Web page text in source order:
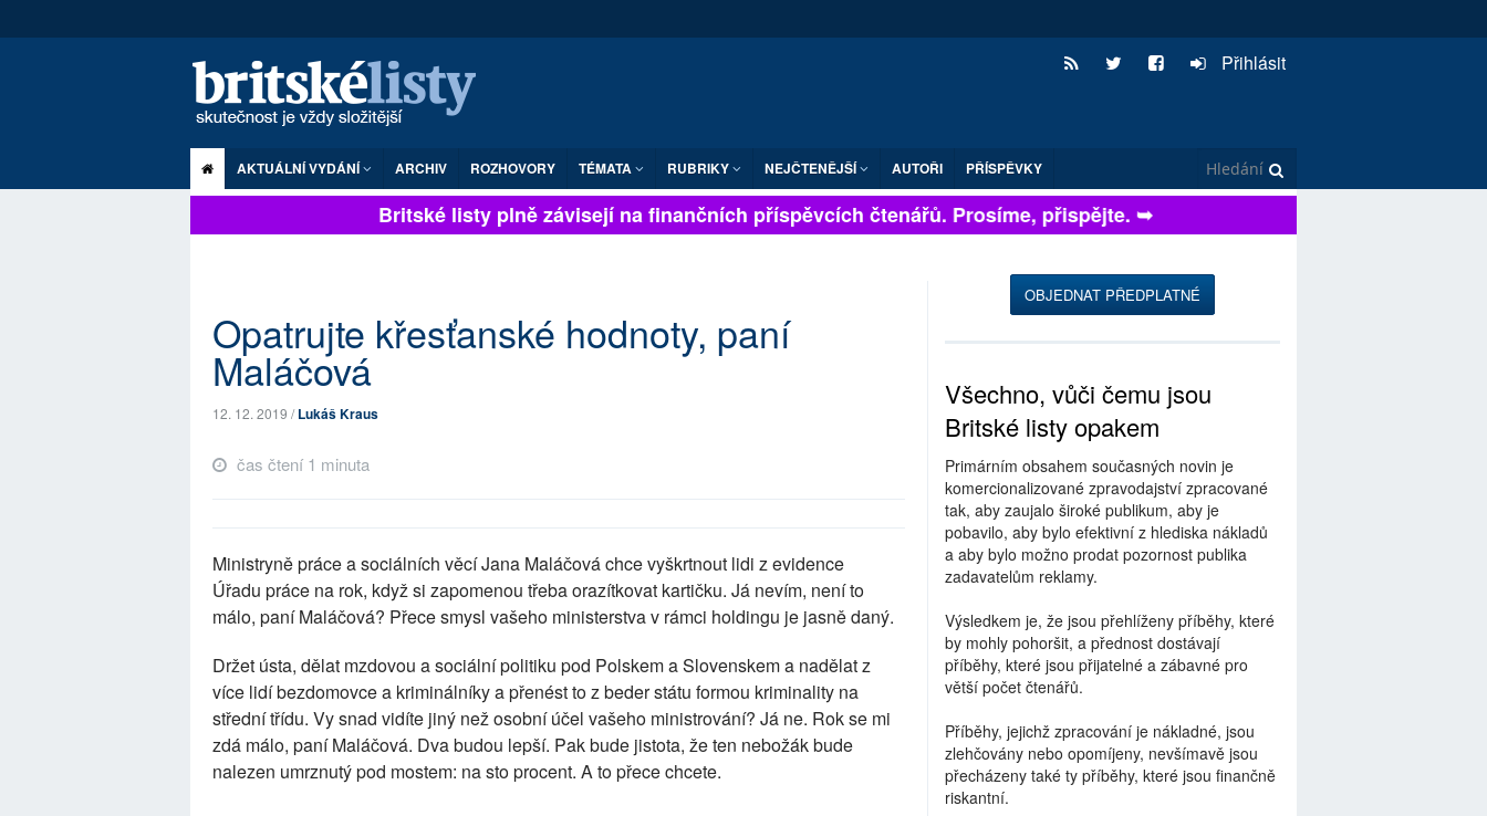
Přihlásit
AKTUÁLNÍ VYDÁNÍ ARCHIV ROZHOVORY TÉMATA RUBRIKY NEJČTENĚJŠÍ AUTOŘI PŘÍSPĚVKY
Britské listy plně závisejí na finančních příspěvcích čtenářů. Prosíme, přispějte. ➥
Opatrujte křesťanské hodnoty, paní
Maláčová
12. 12. 2019 /Lukáš Kraus
čas čtení 1 minuta
Ministryně práce a sociálních věcí Jana Maláčová chce vyškrtnout lidi z evidence
Úřadu práce na rok, když si zapomenou třeba orazítkovat kartičku. Já nevím, není to
málo, paní Maláčová? Přece smysl vašeho ministerstva v rámci holdingu je jasně daný.
Držet ústa, dělat mzdovou a sociální politiku pod Polskem a Slovenskem a nadělat z
více lidí bezdomovce a kriminálníky a přenést to z beder státu formou kriminality na
střední třídu. Vy snad vidíte jiný než osobní účel vašeho ministrování? Já ne. Rok se mi
zdá málo, paní Maláčová. Dva budou lepší. Pak bude jistota, že ten nebožák bude
nalezen umrznutý pod mostem: na sto procent. A to přece chcete.
OBJEDNAT PŘEDPLATNÉ
Všechno, vůči čemu jsou
Britské listy opakem
Primárním obsahem současných novin je
komercionalizované zpravodajství zpracované
tak, aby zaujalo široké publikum, aby je
pobavilo, aby bylo efektivní z hlediska nákladů
a aby bylo možno prodat pozornost publika
zadavatelům reklamy.
Výsledkem je, že jsou přehlíženy příběhy, které
by mohly pohoršit, a přednost dostávají
příběhy, které jsou přijatelné a zábavné pro
větší počet čtenářů.
Příběhy, jejichž zpracování je nákladné, jsou
zlehčovány nebo opomíjeny, nevšímavě jsou
přecházeny také ty příběhy, které jsou finančně
riskantní.